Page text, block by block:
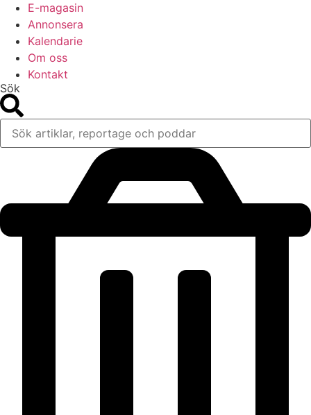
E-magasin
Annonsera
Kalendarie
Om oss
Kontakt
Sök